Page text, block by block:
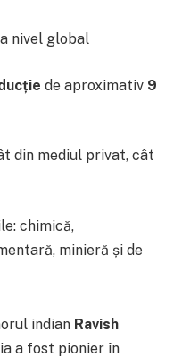
nivel global
de aproximativ 9
din mediul privat, cât
chimică,
minieră și de
indian Ravish
a fost pionier în